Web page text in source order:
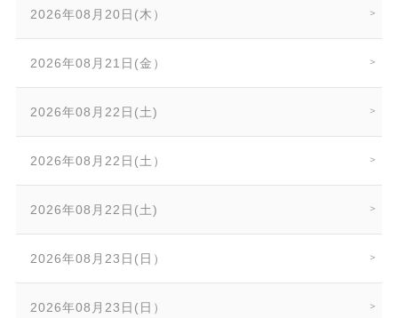
2026年08月20日(木）
2026年08月21日(金）
2026年08月22日(土)
2026年08月22日(土）
2026年08月22日(土)
2026年08月23日(日）
2026年08月23日(日）